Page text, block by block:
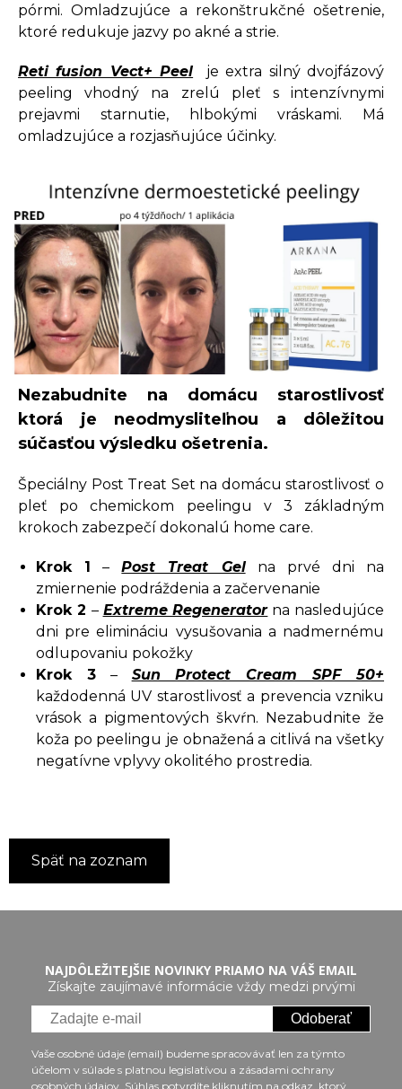
pórmi. Omladzujúce a rekonštrukčné ošetrenie,
ktoré redukuje jazvy po akné a strie.
Reti fusion Vect+ Peel je extra silný dvojfázový
peeling vhodný na zrelú pleť s intenzívnymi
prejavmi starnutie, hlbokými vráskami. Má
omladzujúce a rozjasňujúce účinky.
Nezabudnite na domácu starostlivosť
ktorá je neodmysliteľnou a dôležitou
súčasťou výsledku ošetrenia.
Špeciálny Post Treat Set na domácu starostlivosť o
pleť po chemickom peelingu v 3 základným
krokoch zabezpečí dokonalú home care.
Krok 1 –Post Treat Gelna prvé dni na
zmiernenie podráždenia a začervenanie
Krok 2 – Extreme Regeneratorna nasledujúce
dni pre elimináciu vysušovania a nadmernému
odlupovaniu pokožky
Krok 3– Sun Protect Cream SPF 50+
každodenná UV starostlivosť a prevencia vzniku
vrások a pigmentových škvŕn. Nezabudnite že
koža po peelingu je obnažená a citlivá na všetky
negatívne vplyvy okolitého prostredia.
Späť na zoznam
NAJDÔLEŽITEJŠIE NOVINKY PRIAMO NA VÁŠ EMAIL
Získajte zaujímavé informácie vždy medzi prvými
Odoberať
Vaše osobné údaje (email) budeme spracovávať len za týmto
účelom v súlade s platnou legislatívou a zásadami ochrany
osobných údajov. Súhlas potvrdíte kliknutím na odkaz, ktorý